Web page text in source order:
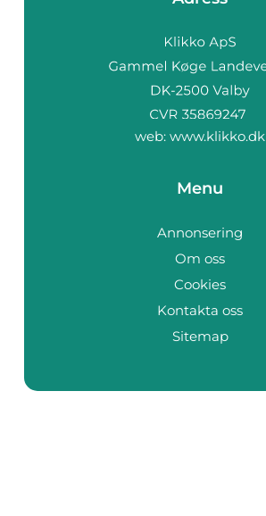
web: www.klikko.dk
Menu
Annonsering
Om oss
Cookies
Kontakta oss
Sitemap